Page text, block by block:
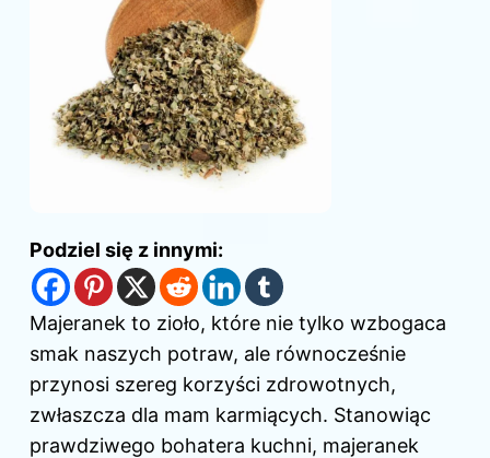
Podziel się z innymi:
Majeranek to zioło, które nie tylko wzbogaca
smak naszych potraw, ale równocześnie
przynosi szereg korzyści zdrowotnych,
zwłaszcza dla mam karmiących. Stanowiąc
prawdziwego bohatera kuchni, majeranek